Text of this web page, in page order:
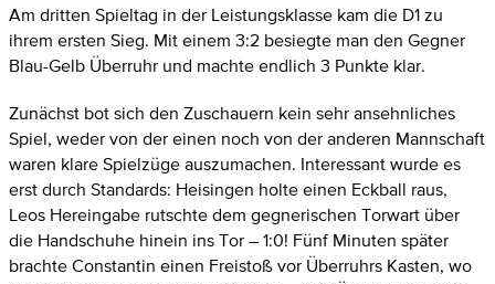
Am dritten Spieltag in der Leistungsklasse kam die D1 zu
ihrem ersten Sieg. Mit einem 3:2 besiegte man den Gegner
Blau-Gelb Überruhr und machte endlich 3 Punkte klar.
Zunächst bot sich den Zuschauern kein sehr ansehnliches
Spiel, weder von der einen noch von der anderen Mannschaft
waren klare Spielzüge auszumachen. Interessant wurde es
erst durch Standards: Heisingen holte einen Eckball raus,
Leos Hereingabe rutschte dem gegnerischen Torwart über
die Handschuhe hinein ins Tor – 1:0! Fünf Minuten später
brachte Constantin einen Freistoß vor Überruhrs Kasten, wo